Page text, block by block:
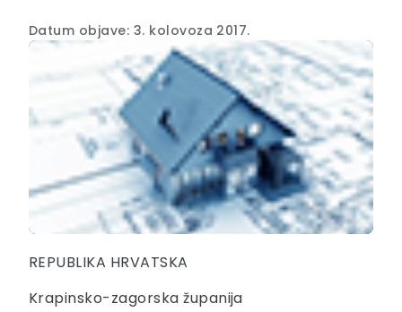
Datum objave: 3. kolovoza 2017.
REPUBLIKA HRVATSKA
Krapinsko-zagorska županija